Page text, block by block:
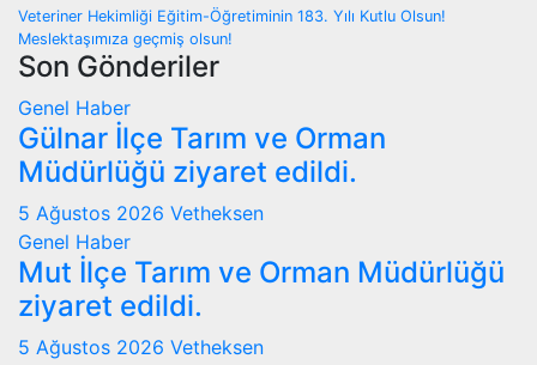
Yazı
gezinmesi
Veteriner Hekimliği Eğitim-Öğretiminin 183. Yılı Kutlu Olsun!
Meslektaşımıza geçmiş olsun!
Son Gönderiler
Genel Haber
Gülnar İlçe Tarım ve Orman
Müdürlüğü ziyaret edildi.
5 Ağustos 2026 Vetheksen
Genel Haber
Mut İlçe Tarım ve Orman Müdürlüğü
ziyaret edildi.
5 Ağustos 2026 Vetheksen